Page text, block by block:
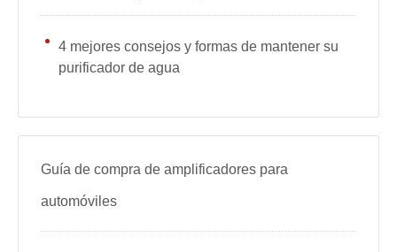
4 mejores consejos y formas de mantener su
purificador de agua
Guía de compra de amplificadores para
automóviles